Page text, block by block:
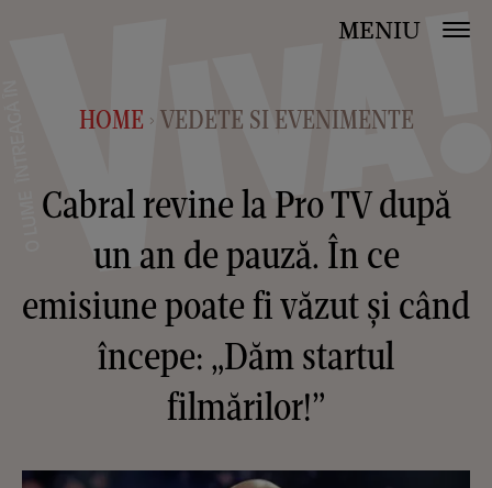
MENIU
HOME > VEDETE SI EVENIMENTE
Cabral revine la Pro TV după
un an de pauză. În ce
emisiune poate fi văzut și când
începe: „Dăm startul
filmărilor!”